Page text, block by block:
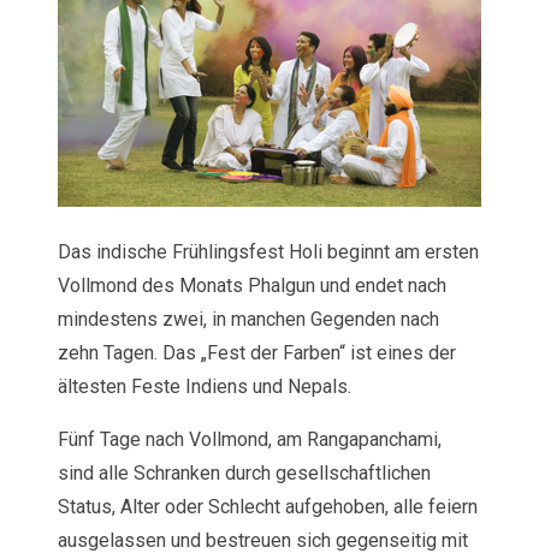
Das indische Frühlingsfest Holi beginnt am ersten
Vollmond des Monats Phalgun und endet nach
mindestens zwei, in manchen Gegenden nach
zehn Tagen. Das „Fest der Farben“ ist eines der
ältesten Feste Indiens und Nepals.
Fünf Tage nach Vollmond, am Rangapanchami,
sind alle Schranken durch gesellschaftlichen
Status, Alter oder Schlecht aufgehoben, alle feiern
ausgelassen und bestreuen sich gegenseitig mit